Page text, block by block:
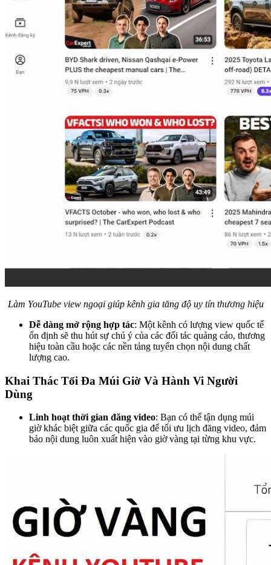
Làm YouTube view ngoại giúp kênh gia tăng độ uy tín thương hiệu
Dễ dàng mở rộng hợp tác: Một kênh có lượng view quốc tế
ổn định sẽ thu hút sự chú ý của các đối tác quảng cáo, thương
hiệu toàn cầu hoặc các nền tảng tuyển chọn nội dung chất
lượng cao.
Khai Thác Tối Đa Múi Giờ Và Hành Vi Người
Dùng
Linh hoạt thời gian đăng video: Bạn có thể tận dụng múi
giờ khác biệt giữa các quốc gia để tối ưu lịch đăng video, đảm
bảo nội dung luôn xuất hiện vào giờ vàng tại từng khu vực.